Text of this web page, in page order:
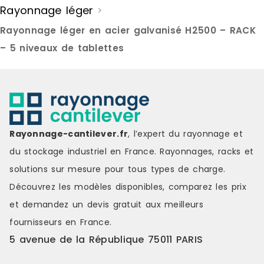
Longueur : de 100 cm à 150 cm
Profondeur : de 30 cm à 800 cm
Capacité de charge : jusque 230
kg par tablette et jusqu’à 1.500 kg
Tablette : tôle pliée et soudée
avec 4 connecteurs d’accroche
aux extrémités. FINITION Peinte
(poteaux gris ou bleus, tablettes
grises) Galvanisée ACCESSOIREs
Côtés Indicateurs d’allées Butées
Séparations tôlées coulissantes
Renforts de tablettes Tiroirs
télescopiques à glissières Portes
avec serrure Bacs euro ou bacs
cm
assembler.
latérales
nombre
profondeur
Rayonnage léger >
Rayonnage léger en acier galvanisé H2500 – RACK
– 5 niveaux de tablettes
Rayonnage-cantilever.fr, l’expert du rayonnage et
du stockage industriel en France. Rayonnages, racks et
solutions sur mesure pour tous types de charge.
Découvrez les modèles disponibles, comparez les prix
et demandez un devis gratuit aux meilleurs
fournisseurs en France.
5 avenue de la République 75011 PARIS